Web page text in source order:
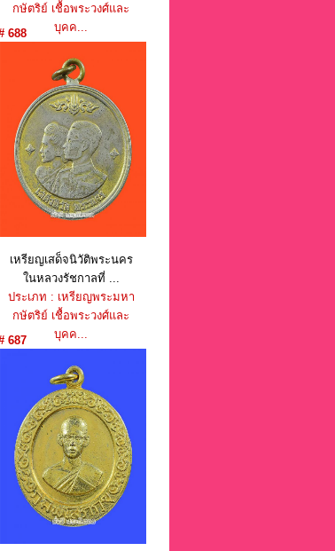
กษัตริย์ เชื้อพระวงศ์และ
บุคค...
ราคา : 450 บาท
688
เหรียญเสด็จนิวัติพระนคร
ในหลวงรัชกาลที่ ...
ประเภท : เหรียญพระมหา
กษัตริย์ เชื้อพระวงศ์และ
บุคค...
ราคา : 1,150 บาท
687